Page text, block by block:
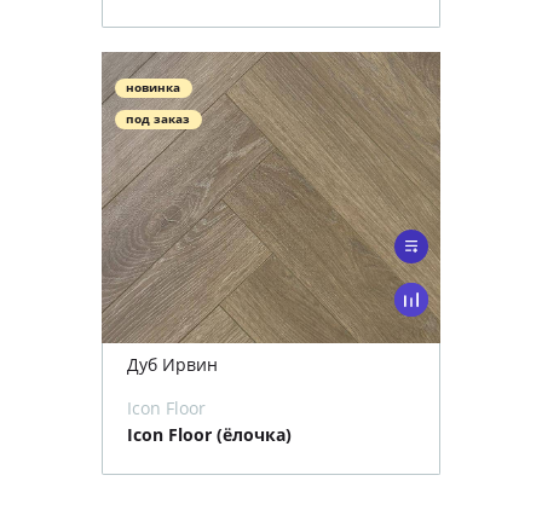
новинка
под заказ
Дуб Ирвин
Icon Floor
Icon Floor (ёлочка)